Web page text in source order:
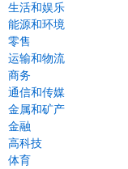
生活和娱乐
能源和环境
零售
运输和物流
商务
通信和传媒
金属和矿产
金融
高科技
体育